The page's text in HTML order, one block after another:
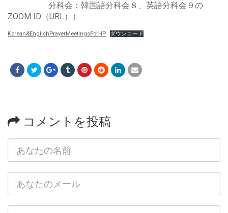
分科会：韓国語分科会８、英語分科会９の
ZOOM ID（URL））
Korean&EnglishPrayerMeetingsForHP ダウンロード
コメントを投稿